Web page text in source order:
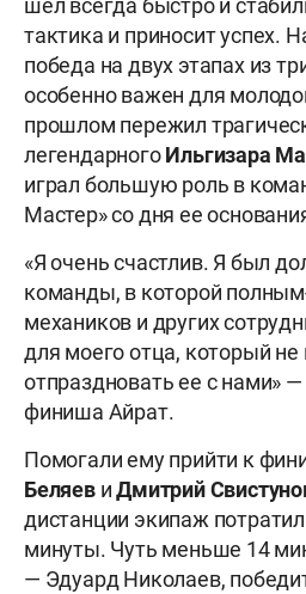
шел всегда быстро и
тактика и приносит успех.
победа на двух этапах из
особенно важен для
прошлом пережил
легендарногоИльгизара
играл большую роль в
Мастер» со дня ее
«Я очень счастлив. Я был
команды, в которой
механиков и других
для моего отца, который
отпраздновать ее с нами» —
финиша Айрат.
Помогали ему прийти к
Беляев иДмитрий
дистанции экипаж
минуты. Чуть меньше 14
— Эдуард Николаев,